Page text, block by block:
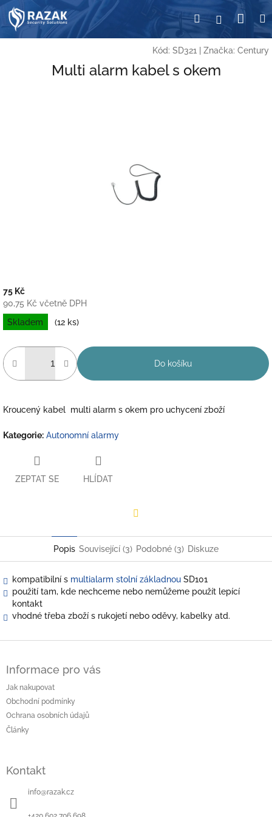
Přejít
na
obsah
HledatPřihlášení
Kód: SD321 Značka: Century
Multi alarm kabel s okem
75 Kč
90,75 Kč včetně DPH
Měrná
cena:
Skladem (12 ks)
Do košíku
Kroucený kabel multi alarm s okem pro uchycení zboží
Kategorie: Autonomní alarmy
ZEPTAT SE HLÍDAT
Popis Související (3) Podobné (3) Diskuze
kompatibilní s multialarm stolní základnou SD101
použití tam, kde nechceme nebo nemůžeme použít lepící
kontakt
vhodné třeba zboží s rukojetí nebo oděvy, kabelky atd.
Informace pro vás
Jak nakupovat
Obchodní podmínky
Ochrana osobních údajů
Články
Kontakt
info@razak.cz